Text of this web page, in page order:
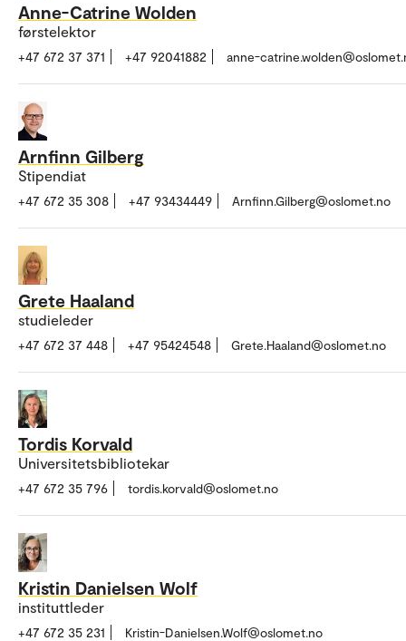
Anne-Catrine Wolden
førstelektor
+47 672 37 371 +47 92041882 anne-
Arnfinn Gilberg
Stipendiat
+47 672 35 308 +47 93434449 Arnfinn.Gilberg@oslomet.no
Grete Haaland
studieleder
+47 672 37 448 +47 95424548 Grete.Haaland@oslomet.no
Tordis Korvald
Universitetsbibliotekar
+47 672 35 796 tordis.korvald@oslomet.no
Kristin Danielsen Wolf
instituttleder
+47 672 35 231 Kristin-Danielsen.Wolf@oslomet.no